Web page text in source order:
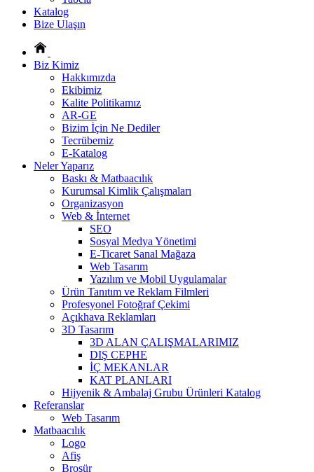
Katalog
Bize Ulaşın
Biz Kimiz
Hakkımızda
Ekibimiz
Kalite Politikamız
AR-GE
Bizim İçin Ne Dediler
Tecrübemiz
E-Katalog
Neler Yaparız
Baskı & Matbaacılık
Kurumsal Kimlik Çalışmaları
Organizasyon
Web & İnternet
SEO
Sosyal Medya Yönetimi
E-Ticaret Sanal Mağaza
Web Tasarım
Yazılım ve Mobil Uygulamalar
Ürün Tanıtım ve Reklam Filmleri
Profesyonel Fotoğraf Çekimi
Açıkhava Reklamları
3D Tasarım
3D ALAN ÇALIŞMALARIMIZ
DIŞ CEPHE
İÇ MEKANLAR
KAT PLANLARI
Hijyenik & Ambalaj Grubu Ürünleri Katalog
Referanslar
Web Tasarım
Matbaacılık
Logo
Afiş
Broşür